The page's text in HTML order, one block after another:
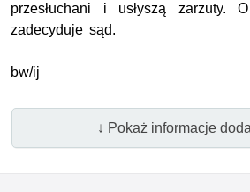
przesłuchani i usłyszą zarzuty.
zadecyduje sąd.
bw/ij
↓ Pokaż informacje